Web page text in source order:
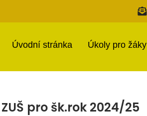
Úvodní stránka Úkoly pro žáky
pro šk.rok 2024/25